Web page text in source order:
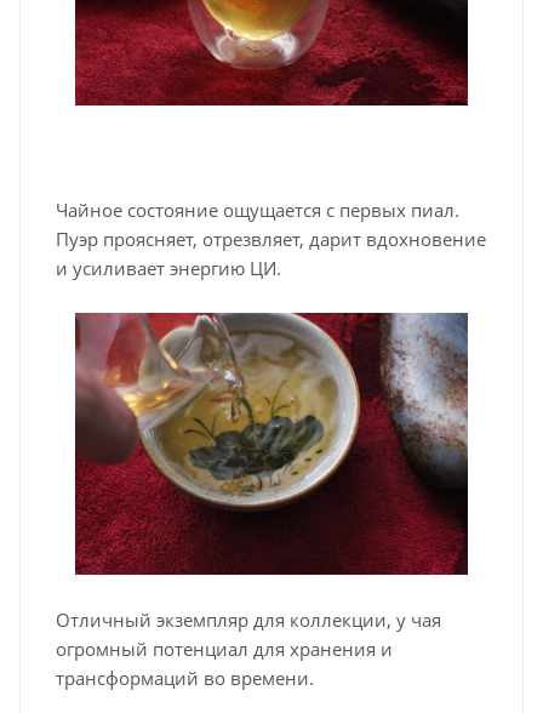
Чайное состояние ощущается с первых пиал.
Пуэр проясняет, отрезвляет, дарит вдохновение
и усиливает энергию ЦИ.
Отличный экземпляр для коллекции, у чая
огромный потенциал для хранения и
трансформаций во времени.